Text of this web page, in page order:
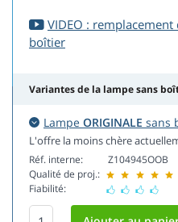
VIDEO :
boîtier
Variantes de la lampe sans
Lampe ORIGINALE sans
L'offre la moins chère
Réf. interne:
Qualité de proj.:
Fiabilité:
Z104945OOB